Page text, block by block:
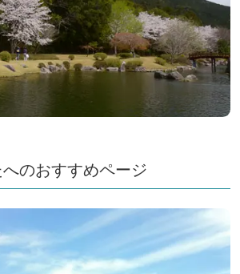
のおすすめページ